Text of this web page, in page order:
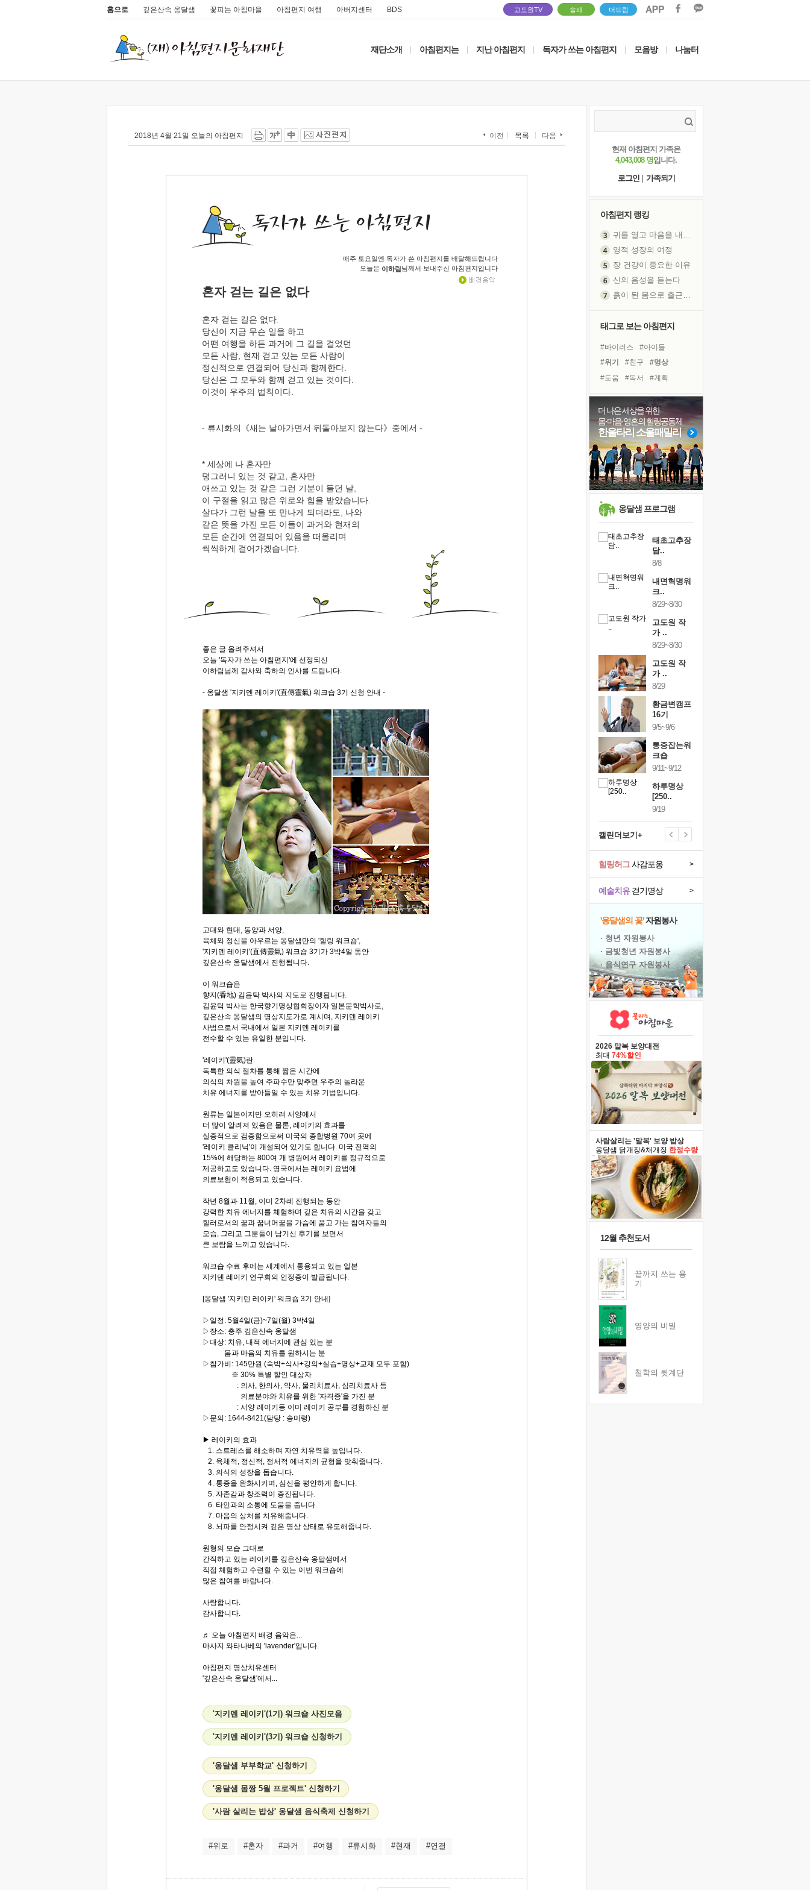
홈으로 깊은산속 옹달샘 꽃피는 아침마을 아침편지 여행 아버지센터 BDS 고도원TV 솔패 더드림
재단소개 아침편지는 지난 아침편지 독자가 쓰는 아침편지 모음방 나눔터
2018년 4월 21일 오늘의 아침편지 이전 목록 다음
매주 토요일엔 독자가 쓴 아침편지를 배달해드립니다
오늘은 이하림 님께서 보내주신 아침편지입니다
혼자 걷는 길은 없다
혼자 걷는 길은 없다.
당신이 지금 무슨 일을 하고
어떤 여행을 하든 과거에 그 길을 걸었던
모든 사람, 현재 걷고 있는 모든 사람이
정신적으로 연결되어 당신과 함께한다.
당신은 그 모두와 함께 걷고 있는 것이다.
이것이 우주의 법칙이다.
- 류시화의《새는 날아가면서 뒤돌아보지 않는다》중에서 -
* 세상에 나 혼자만
덩그러니 있는 것 같고, 혼자만
애쓰고 있는 것 같은 그런 기분이 들던 날,
이 구절을 읽고 많은 위로와 힘을 받았습니다.
살다가 그런 날을 또 만나게 되더라도, 나와
같은 뜻을 가진 모든 이들이 과거와 현재의
모든 순간에 연결되어 있음을 떠올리며
씩씩하게 걸어가겠습니다.
좋은 글 올려주셔서
오늘 '독자가 쓰는 아침편지'에 선정되신
이하림님께 감사와 축하의 인사를 드립니다.
- 옹달샘 '지키덴 레이키'(直傳靈氣) 워크숍 3기 신청 안내 -
고대와 현대, 동양과 서양,
육체와 정신을 아우르는 옹달샘만의 '힐링 워크숍',
'지키덴 레이키'(直傳靈氣) 워크숍 3기가 3박4일 동안
깊은산속 옹달샘에서 진행됩니다.
이 워크숍은
향지(香地) 김윤탁 박사의 지도로 진행됩니다.
김윤탁 박사는 한국향기명상협회장이자 일본문학박사로,
깊은산속 옹달샘의 명상지도가로 계시며, 지키덴 레이키
사범으로서 국내에서 일본 지키덴 레이키를
전수할 수 있는 유일한 분입니다.
'레이키'(靈氣)란
독특한 의식 절차를 통해 짧은 시간에
의식의 차원을 높여 주파수만 맞추면 우주의 놀라운
치유 에너지를 받아들일 수 있는 치유 기법입니다.
원류는 일본이지만 오히려 서양에서
더 많이 알려져 있음은 물론, 레이키의 효과를
실증적으로 검증함으로써 미국의 종합병원 70여 곳에
'레이키 클리닉'이 개설되어 있기도 합니다. 미국 전역의
15%에 해당하는 800여 개 병원에서 레이키를 정규적으로
제공하고도 있습니다. 영국에서는 레이키 요법에
의료보험이 적용되고 있습니다.
작년 8월과 11월, 이미 2차례 진행되는 동안
강력한 치유 에너지를 체험하며 깊은 치유의 시간을 갖고
힐러로서의 꿈과 꿈너머꿈을 가슴에 품고 가는 참여자들의
모습, 그리고 그분들이 남기신 후기를 보면서
큰 보람을 느끼고 있습니다.
워크숍 수료 후에는 세계에서 통용되고 있는 일본
지키덴 레이키 연구회의 인정증이 발급됩니다.
[옹달샘 '지키덴 레이키' 워크숍 3기 안내]
▷일정: 5월4일(금)~7일(월) 3박4일
▷장소: 충주 깊은산속 옹달샘
▷대상: 치유, 내적 에너지에 관심 있는 분
몸과 마음의 치유를 원하시는 분
▷참가비: 145만원 (숙박+식사+강의+실습+명상+교재 모두 포함)
※ 30% 특별 할인 대상자
: 의사, 한의사, 약사, 물리치료사, 심리치료사 등
의료분야와 치유를 위한 '자격증'을 가진 분
: 서양 레이키등 이미 레이키 공부를 경험하신 분
▷문의: 1644-8421(담당 : 송미령)
▶ 레이키의 효과
1. 스트레스를 해소하며 자연 치유력을 높입니다.
2. 육체적, 정신적, 정서적 에너지의 균형을 맞춰줍니다.
3. 의식의 성장을 돕습니다.
4. 통증을 완화시키며, 심신을 평안하게 합니다.
5. 자존감과 창조력이 증진됩니다.
6. 타인과의 소통에 도움을 줍니다.
7. 마음의 상처를 치유해줍니다.
8. 뇌파를 안정시켜 깊은 명상 상태로 유도해줍니다.
원형의 모습 그대로
간직하고 있는 레이키를 깊은산속 옹달샘에서
직접 체험하고 수련할 수 있는 이번 워크숍에
많은 참여를 바랍니다.
사랑합니다.
감사합니다.
♬ 오늘 아침편지 배경 음악은...
마사지 와타나베의 'lavender'입니다.
아침편지 명상치유센터
'깊은산속 옹달샘'에서...
'지키덴 레이키'(1기) 워크숍 사진모음
'지키덴 레이키'(3기) 워크숍 신청하기
'옹달샘 부부학교' 신청하기
'옹달샘 몸짱 5월 프로젝트' 신청하기
'사람 살리는 밥상' 옹달샘 음식축제 신청하기
#위로 #혼자 #과거 #여행 #류시화 #현재 #연결
현재 아침편지 가족은
4,043,008 명입니다.
로그인
가족되기
아침편지 랭킹
귀를 열고 마음을 내어주고
영적 성장의 여정
장 건강이 중요한 이유
신의 음성을 듣는다
흙이 된 몸으로 출근하는 여자
졸업식 사진을 보며
아픈 아버지를 위한 공간 설계
극심한 변비, 어깨결림, 수면 장애
보고 싶은 어머니
유년 시절의 부산 영도 바다
못된 꼰대들
거울 속의 나
희망이란
'모른다'는 것
태그로 보는 아침편지
#바이러스
#아이들
#위기
#친구
#명상
#도움
#독서
#계획
#나눔
#힐링
#비전캠프
#희망
#링컨학교
#경험
#삶
#면역력
#독서캠프
#선택
#극복
#리더
#건강
더 나은 세상을 위한
몸·마음·영혼의 힐링공동체
한울타리 소울패밀리
옹달샘 프로그램
태초고추장
담..
8/8
내면혁명워
크..
8/29~8/30
고도원 작
가 ..
8/29~8/30
고도원 작
가 ..
8/29
황금변캠프
16기
9/5~9/6
통증잡는워
크숍
9/11~9/12
하루명상
[250..
9/19
캘린더보기+
예술치유걷기명상 >
힐링허그사감포옹 >
'옹달샘의 꽃'자원봉사
· 청년 자원봉사
· 금빛청년 자원봉사
· 음식연구 자원봉사
2026 말복 보양대전
최대 74%할인
사람살리는 '말복' 보양 밥상
옹달샘 닭개장&채개장 한정수량
12월 추천도서
끝까지 쓰는 용
기
영양의 비밀
철학의 뒷계단